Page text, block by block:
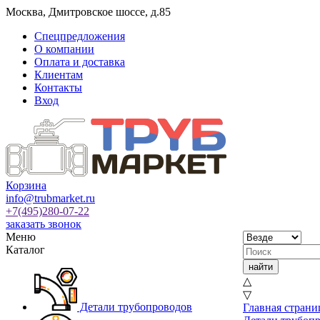
Москва, Дмитровское шоссе, д.85
Спецпредложения
О компании
Оплата и доставка
Клиентам
Контакты
Вход
Корзина
info@trubmarket.ru
+7(495)280-07-22
заказать звонок
Меню
Каталог
Детали трубопроводов
△
▽
Главная